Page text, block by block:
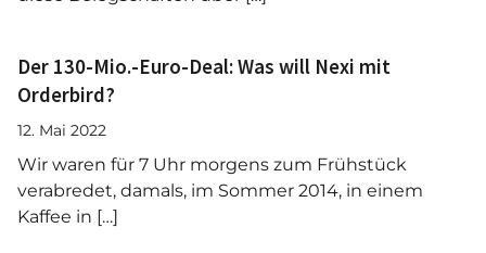
Der 130-Mio.-Euro-Deal: Was will Nexi mit
Orderbird?
12. Mai 2022
Wir waren für 7 Uhr morgens zum Frühstück
verabredet, damals, im Sommer 2014, in einem
Kaffee in […]